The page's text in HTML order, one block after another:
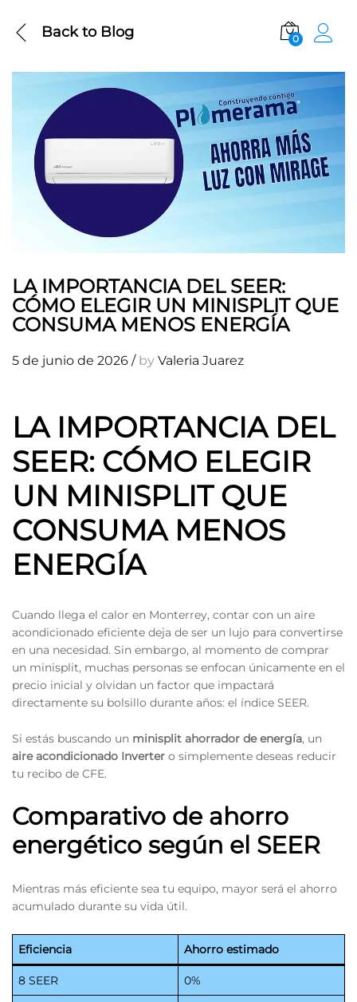
Back toBlog 0
LA IMPORTANCIA DEL SEER:
CÓMO ELEGIR UN MINISPLIT QUE
CONSUMA MENOS ENERGÍA
5 de junio de 2026 /by Valeria Juarez
LA IMPORTANCIA DEL
SEER: CÓMO ELEGIR
UN MINISPLIT QUE
CONSUMA MENOS
ENERGÍA
Cuando llega el calor en Monterrey, contar con un aire
acondicionado eficiente deja de ser un lujo para convertirse
en una necesidad. Sin embargo, al momento de comprar
un minisplit, muchas personas se enfocan únicamente en el
precio inicial y olvidan un factor que impactará
directamente su bolsillo durante años: el índice SEER.
Si estás buscando un minisplit ahorrador de energía, un
aire acondicionado Inverter o simplemente deseas reducir
tu recibo de CFE.
Comparativo de ahorro
energético según el SEER
Mientras más eficiente sea tu equipo, mayor será el ahorro
acumulado durante su vida útil.
Eficiencia Ahorro estimado
8 SEER 0%